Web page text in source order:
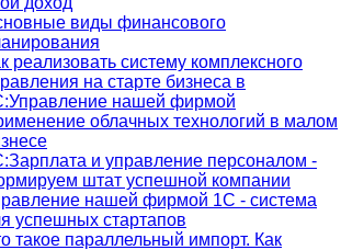
виды финансового
реализовать систему комплексного
на старте бизнеса в
нашей фирмой
облачных технологий в малом
и управление персоналом -
штат успешной компании
нашей фирмой 1C - система
успешных стартапов
такое параллельный импорт. Как